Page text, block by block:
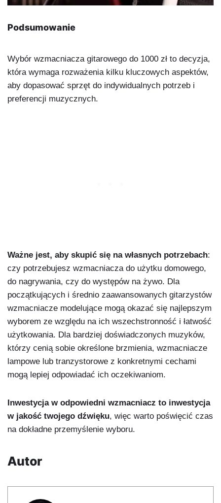
Podsumowanie
Wybór wzmacniacza gitarowego do 1000 zł to decyzja,
która wymaga rozważenia kilku kluczowych aspektów,
aby dopasować sprzęt do indywidualnych potrzeb i
preferencji muzycznych.
Ważne jest, aby skupić się na własnych potrzebach:
czy potrzebujesz wzmacniacza do użytku domowego,
do nagrywania, czy do występów na żywo. Dla
początkujących i średnio zaawansowanych gitarzystów
wzmacniacze modelujące mogą okazać się najlepszym
wyborem ze względu na ich wszechstronność i łatwość
użytkowania. Dla bardziej doświadczonych muzyków,
którzy cenią sobie określone brzmienia, wzmacniacze
lampowe lub tranzystorowe z konkretnymi cechami
mogą lepiej odpowiadać ich oczekiwaniom.
Inwestycja w odpowiedni wzmacniacz to inwestycja
w jakość twojego dźwięku, więc warto poświęcić czas
na dokładne przemyślenie wyboru.
Autor